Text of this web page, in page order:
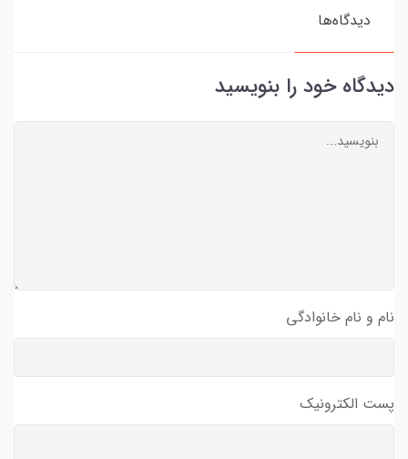
دیدگاه‌ها
دیدگاه خود را بنویسید
نام و نام خانوادگی
پست الکترونیک